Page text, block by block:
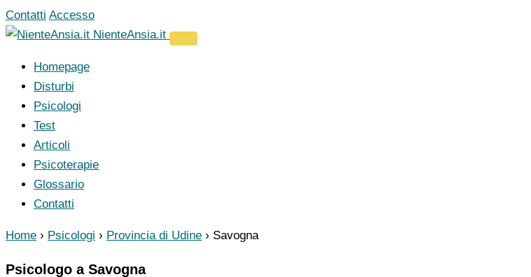
Vai
al
Contatti Accesso
NienteAnsia.it
Homepage
Disturbi
Psicologi
Test
Articoli
Psicoterapie
Glossario
Contatti
Home › Psicologi › Provincia di Udine › Savogna
Psicologo a Savogna